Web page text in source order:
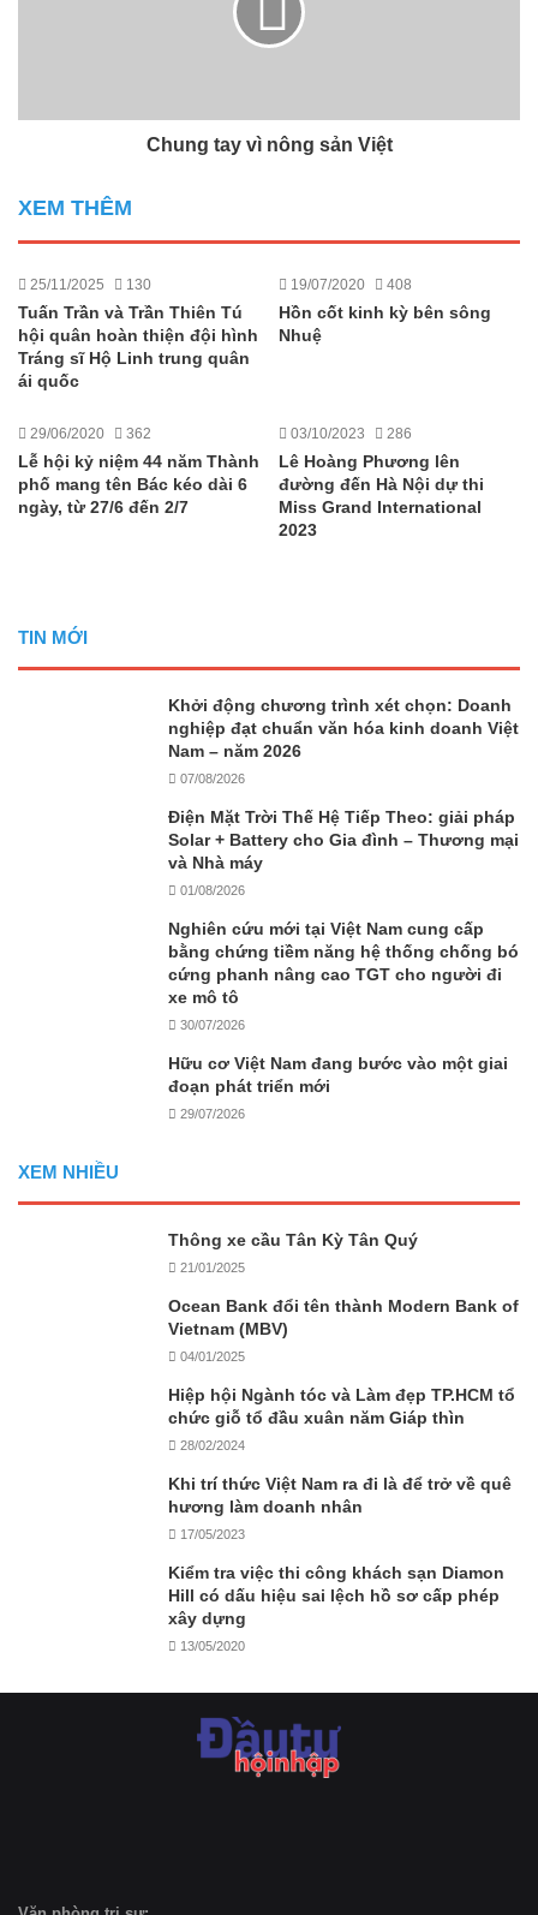
Chung tay vì nông sản Việt
XEM THÊM
25/11/2025 130
Tuấn Trần và Trần Thiên Tú
hội quân hoàn thiện đội hình
Tráng sĩ Hộ Linh trung quân
ái quốc
19/07/2020 408
Hồn cốt kinh kỳ bên sông
Nhuệ
29/06/2020 362
Lễ hội kỷ niệm 44 năm Thành
phố mang tên Bác kéo dài 6
ngày, từ 27/6 đến 2/7
03/10/2023 286
Lê Hoàng Phương lên
đường đến Hà Nội dự thi
Miss Grand International
2023
TIN MỚI
Khởi động chương trình xét chọn: Doanh
nghiệp đạt chuẩn văn hóa kinh doanh Việt
Nam – năm 2026
07/08/2026
Điện Mặt Trời Thế Hệ Tiếp Theo: giải pháp
Solar + Battery cho Gia đình – Thương mại
và Nhà máy
01/08/2026
Nghiên cứu mới tại Việt Nam cung cấp
bằng chứng tiềm năng hệ thống chống bó
cứng phanh nâng cao TGT cho người đi
xe mô tô
30/07/2026
Hữu cơ Việt Nam đang bước vào một giai
đoạn phát triển mới
29/07/2026
XEM NHIỀU
Thông xe cầu Tân Kỳ Tân Quý
21/01/2025
Ocean Bank đổi tên thành Modern Bank of
Vietnam (MBV)
04/01/2025
Hiệp hội Ngành tóc và Làm đẹp TP.HCM tổ
chức giỗ tổ đầu xuân năm Giáp thìn
28/02/2024
Khi trí thức Việt Nam ra đi là để trở về quê
hương làm doanh nhân
17/05/2023
Kiểm tra việc thi công khách sạn Diamon
Hill có dấu hiệu sai lệch hồ sơ cấp phép
xây dựng
13/05/2020